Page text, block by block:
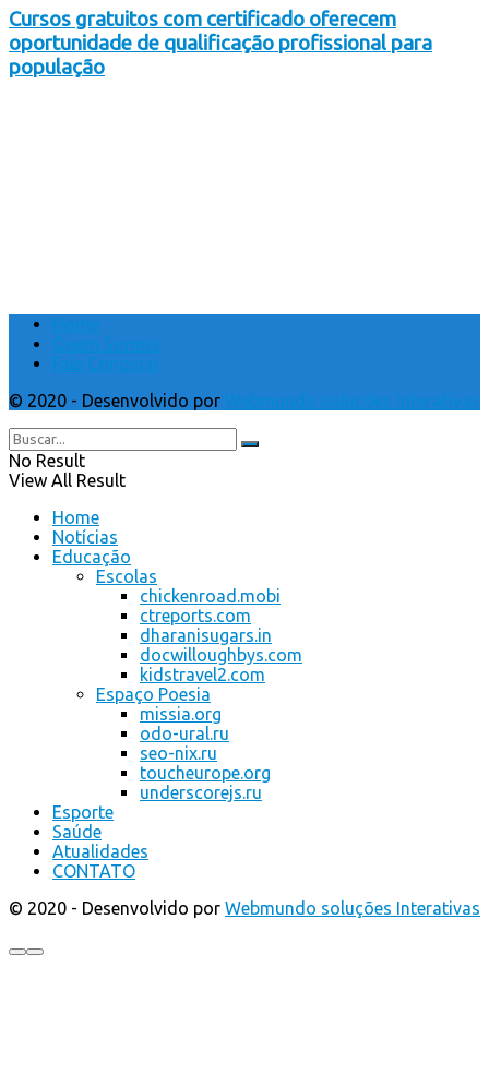
Cursos gratuitos com certificado oferecem
oportunidade de qualificação profissional para
população
Home
Quem Somos
Fale Conosco
© 2020 - Desenvolvido por Webmundo soluções Interativas
No Result
View All Result
Home
Notícias
Educação
Escolas
chickenroad.mobi
ctreports.com
dharanisugars.in
docwilloughbys.com
kidstravel2.com
Espaço Poesia
missia.org
odo-ural.ru
seo-nix.ru
toucheurope.org
underscorejs.ru
Esporte
Saúde
Atualidades
CONTATO
© 2020 - Desenvolvido por Webmundo soluções Interativas